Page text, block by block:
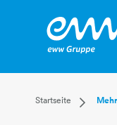
Startseite Mehr